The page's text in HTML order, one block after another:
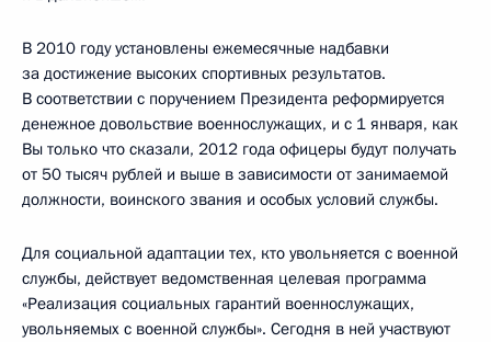
В 2010 году установлены ежемесячные надбавки
за достижение высоких спортивных результатов.
В соответствии с поручением Президента реформируется
денежное довольствие военнослужащих, и с 1 января, как
Вы только что сказали, 2012 года офицеры будут получать
от 50 тысяч рублей и выше в зависимости от занимаемой
должности, воинского звания и особых условий службы.
Для социальной адаптации тех, кто увольняется с военной
службы, действует ведомственная целевая программа
«Реализация социальных гарантий военнослужащих,
увольняемых с военной службы». Сегодня в ней участвуют